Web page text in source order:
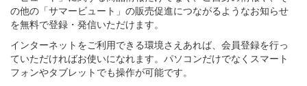
の他の「サマービュート」の販売促進につながるようなお知らせ
を無料で登録・発信いただけます。
インターネットをご利用できる環境さえあれば、会員登録を行っ
ていただければお使いになれます。パソコンだけでなくスマート
フォンやタブレットでも操作が可能です。